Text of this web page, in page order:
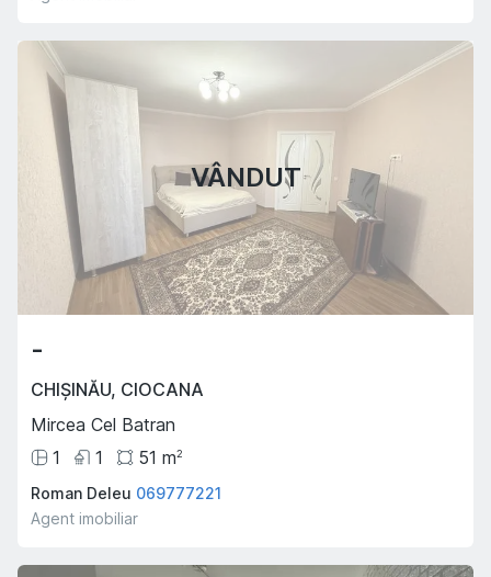
VÂNDUT
-
CHIȘINĂU, CIOCANA
Mircea Cel Batran
1
1 51 m2
Roman Deleu 069777221
Agent imobiliar